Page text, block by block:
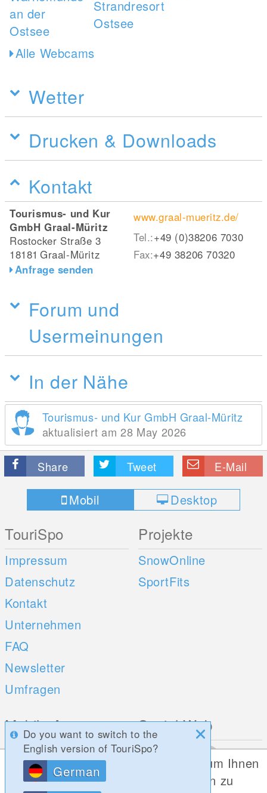
Alle Webcams
Wetter
Drucken & Downloads
Kontakt
Tourismus- und Kur
GmbH Graal-Müritz
Rostocker Straße 3
18181 Graal-Müritz
Anfrage senden
www.graal-mueritz.de/
Tel.:+49 (0)38206 7030
Fax:+49 38206 70320
Forum und
Usermeinungen
In der Nähe
Tourismus- und Kur GmbH Graal-Müritz
aktualisiert am 28 May 2026
Share Tweet E-Mail
Mobil Desktop
TouriSpo
Impressum
Datenschutz
Kontakt
Unternehmen
FAQ
Newsletter
Umfragen
Projekte
SnowOnline
SportFits
Mobile Apps
iOS
Android
Social Web
Do you want to switch to the
English version of TouriSpo?
German
Diese Website verwendet Cookies, um Ihnen
die bestmögliche Funktionalität bieten zu